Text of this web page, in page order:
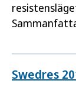
Swedres